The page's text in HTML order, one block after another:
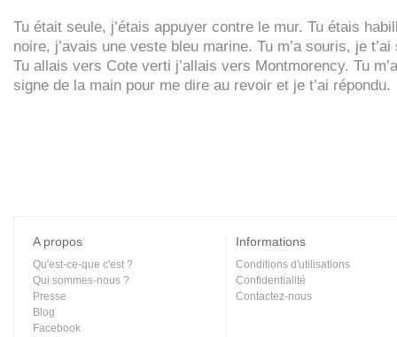
Tu était seule, j’étais appuyer contre le mur. Tu étais
noire, j’avais une veste bleu marine. Tu m’a souris, je
Tu allais vers Cote verti j’allais vers Montmorency. Tu
signe de la main pour me dire au revoir et je t’ai répondu.
A propos
Qu'est-ce-que c'est ?
Qui sommes-nous ?
Presse
Blog
Facebook
Informations
Conditions d'utilisations
Confidentialité
Contactez-nous